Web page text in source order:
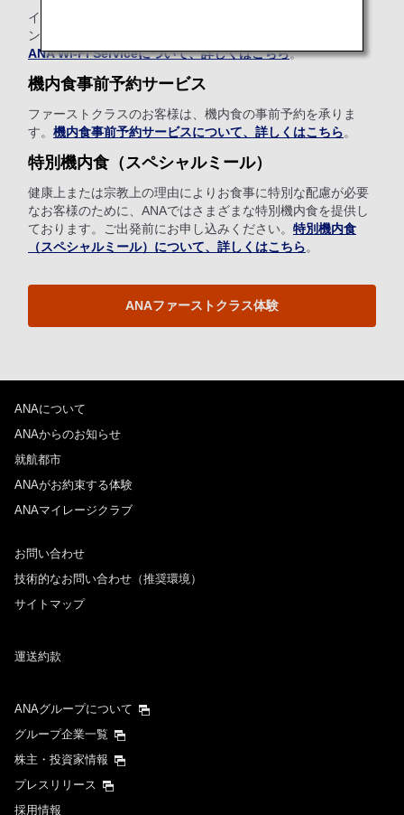
インターネット、Eメール、SNSをご利用いただける機内イ
ンターネット接続サービスをご用意しています（有料）。
ANA Wi-Fi Serviceについて、詳しくはこちら。
機内食事前予約サービス
ファーストクラスのお客様は、機内食の事前予約を承りま
す。 機内食事前予約サービスについて、詳しくはこちら。
特別機内食（スペシャルミール）
健康上または宗教上の理由によりお食事に特別な配慮が必要
なお客様のために、ANAではさまざまな特別機内食を提供し
ております。ご出発前にお申し込みください。 特別機内食
（スペシャルミール）について、詳しくはこちら。
ANAファーストクラス体験
ANAについて
ANAからのお知らせ
就航都市
ANAがお約束する体験
ANAマイレージクラブ
お問い合わせ
技術的なお問い合わせ（推奨環境）
サイトマップ
運送約款
ANAグループについて
グループ企業一覧
株主・投資家情報
プレスリリース
採用情報